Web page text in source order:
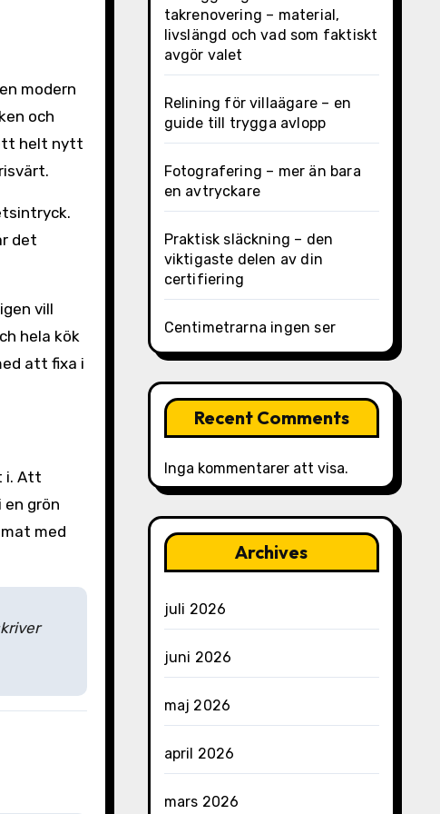
modern
och
helt nytt
det
vill
hela kök
att fixa i
i. Att
grön
med
takrenovering – material,
livslängd och vad som faktiskt
avgör valet
Relining för villaägare – en
guide till trygga avlopp
Fotografering – mer än bara
en avtryckare
Praktisk släckning – den
viktigaste delen av din
certifiering
Centimetrarna ingen ser
Recent Comments
Inga kommentarer att visa.
Archives
juli 2026
juni 2026
maj 2026
april 2026
mars 2026